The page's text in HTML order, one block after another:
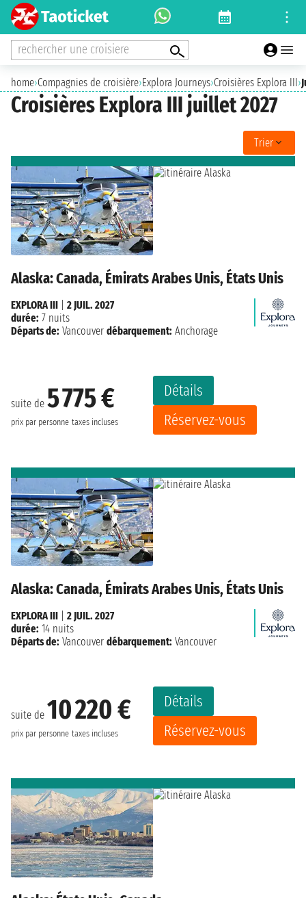
rechercher une croisiere
home›Compagnies de croisière›Explora Journeys›Croisières Explora III›
Croisières Explora III juillet 2027
Trier
Alaska: Canada, Émirats Arabes Unis, États Unis
suite de 5 775 €
prix par personne taxes incluses
Détails
Réservez-vous
EXPLORA III
2 JUIL. 2027
durée: 7 nuits
Départs de: Vancouver débarquement: Anchorage
Alaska: Canada, Émirats Arabes Unis, États Unis
suite de 10 220 €
prix par personne taxes incluses
Détails
Réservez-vous
EXPLORA III
2 JUIL. 2027
durée: 14 nuits
Départs de: Vancouver débarquement: Vancouver